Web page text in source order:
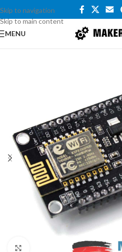
Skip to navigation
Skip to main content
MENU
Click to enlarge